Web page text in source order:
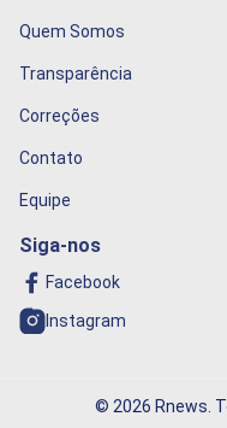
Quem Somos
Transparência
Correções
Contato
Equipe
Siga-nos
Facebook
Instagram
© 2026 Rnews.